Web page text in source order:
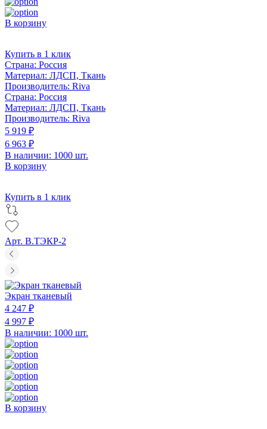
В корзину
Купить в 1 клик
Страна: Россия
Материал: ЛДСП, Ткань
Производитель: Riva
Страна: Россия
Материал: ЛДСП, Ткань
Производитель: Riva
5 919 ₽
6 963 ₽
В наличии: 1000 шт.
В корзину
Купить в 1 клик
Арт. В.ТЭКР-2
Экран тканевый
4 247 ₽
4 997 ₽
В наличии: 1000 шт.
В корзину